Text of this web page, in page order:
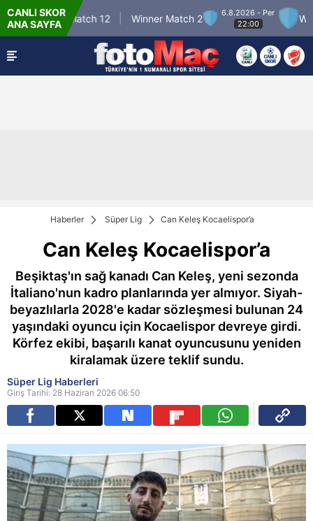
CANLI SKOR
ANA SAYFA
Winner Match 12 Winner Match 2
6.8.2026 - Per
22:00
Haberler Süper Lig Can Keleş Kocaelispor’a
Can Keleş Kocaelispor’a
Beşiktaş'ın sağ kanadı Can Keleş, yeni sezonda
İtaliano'nun kadro planlarında yer almıyor. Siyah-
beyazlılarla 2028'e kadar sözleşmesi bulunan 24
yaşındaki oyuncu için Kocaelispor devreye girdi.
Körfez ekibi, başarılı kanat oyuncusunu yeniden
kiralamak üzere teklif sundu.
Süper Lig Haberleri
Giriş Tarihi: 28 Haziran 2026 06:50